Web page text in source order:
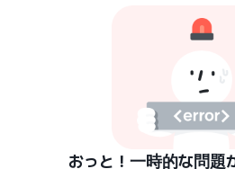
おっと！一時的な問題